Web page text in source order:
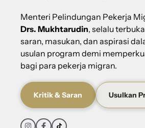
Menteri Pelindungan Pekerja
Drs. Mukhtarudin, selalu
saran, masukan, dan aspirasi
usulan program demi
bagi para pekerja migran.
Kritik & Saran Usulkan